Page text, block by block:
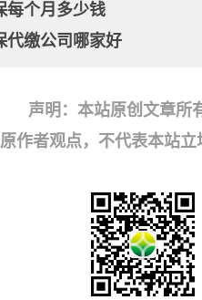
每个月多少钱
代缴公司哪家好
声明：本站原创文章所
作者观点，不代表本站